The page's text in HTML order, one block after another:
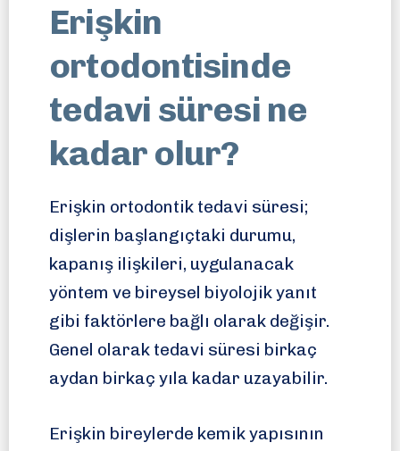
Erişkin
ortodontisinde
tedavi süresi ne
kadar olur?
Erişkin ortodontik tedavi süresi;
dişlerin başlangıçtaki durumu,
kapanış ilişkileri, uygulanacak
yöntem ve bireysel biyolojik yanıt
gibi faktörlere bağlı olarak değişir.
Genel olarak tedavi süresi birkaç
aydan birkaç yıla kadar uzayabilir.
Erişkin bireylerde kemik yapısının